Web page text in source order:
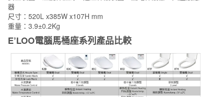
器
尺寸：520L x385W x107H mm
重量：3.9±0.2Kg
E’LOO電腦馬桶座系列產品比較